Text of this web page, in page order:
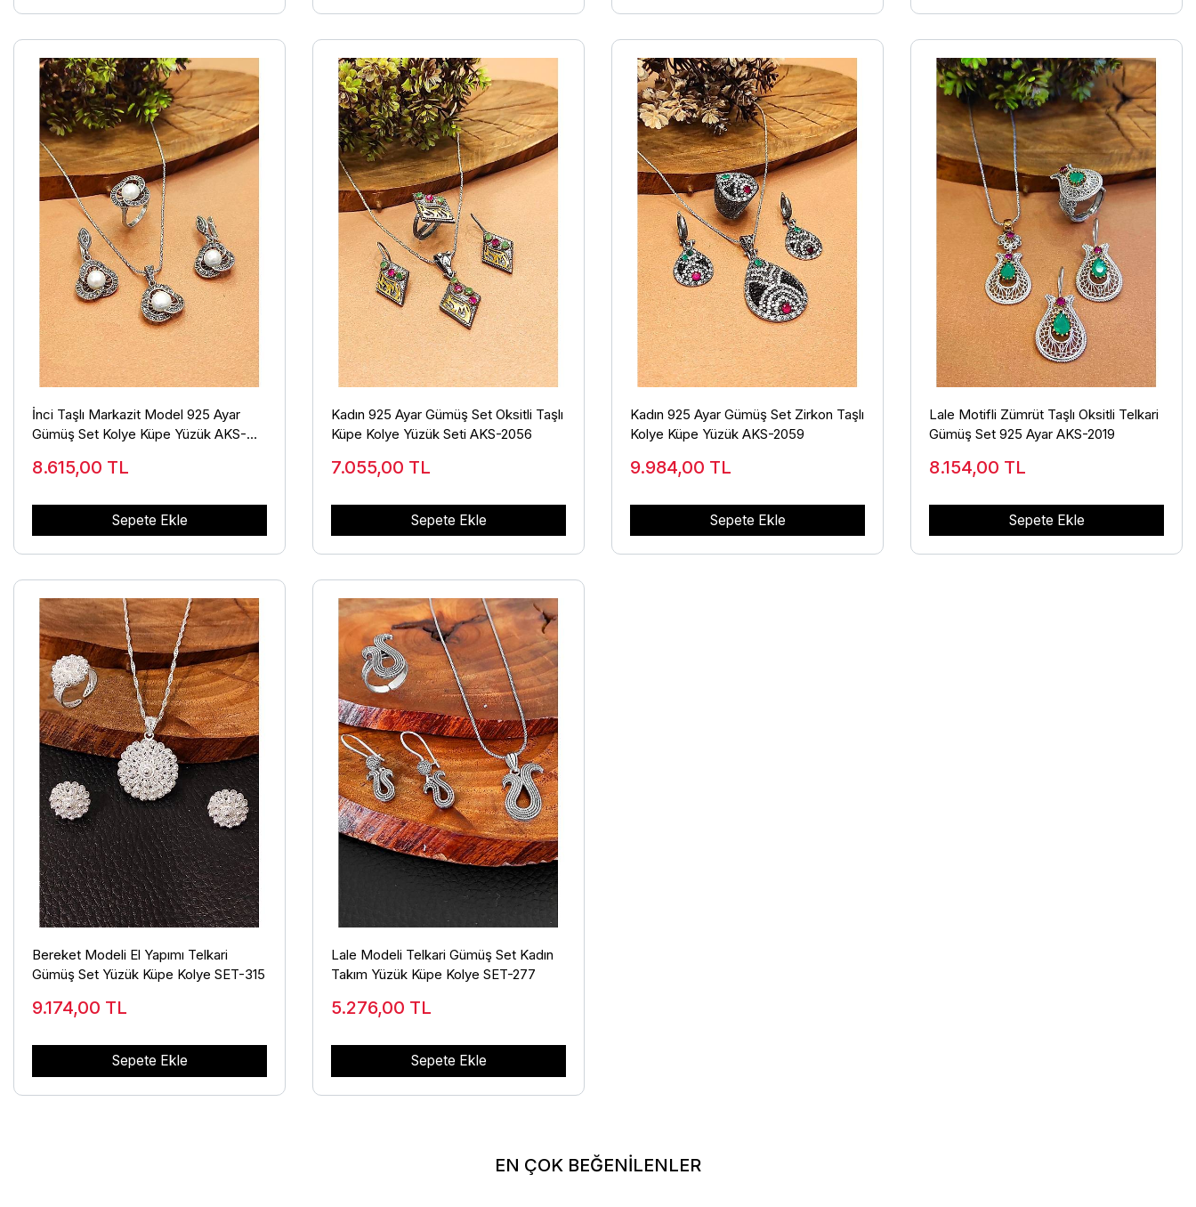
İnci Taşlı Markazit Model 925 Ayar
Gümüş Set Kolye Küpe Yüzük AKS-
8.615,00 TL
Sepete Ekle
Kadın 925 Ayar Gümüş Set Oksitli Taşlı
Küpe Kolye Yüzük Seti AKS-2056
7.055,00 TL
Sepete Ekle
Kadın 925 Ayar Gümüş Set Zirkon Taşlı
Kolye Küpe Yüzük AKS-2059
9.984,00 TL
Sepete Ekle
Lale Motifli Zümrüt Taşlı Oksitli Telkari
Gümüş Set 925 Ayar AKS-2019
8.154,00 TL
Sepete Ekle
Bereket Modeli El Yapımı Telkari
Gümüş Set Yüzük Küpe Kolye SET-315
9.174,00 TL
Sepete Ekle
Lale Modeli Telkari Gümüş Set Kadın
Takım Yüzük Küpe Kolye SET-277
5.276,00 TL
Sepete Ekle
EN ÇOK BEĞENİLENLER